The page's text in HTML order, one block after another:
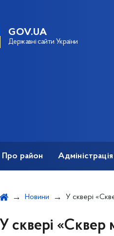
GOV.UA
Державні сайти України
Про район Адміністрація
Новини У сквері «Сквер міста-
У сквері «Сквер